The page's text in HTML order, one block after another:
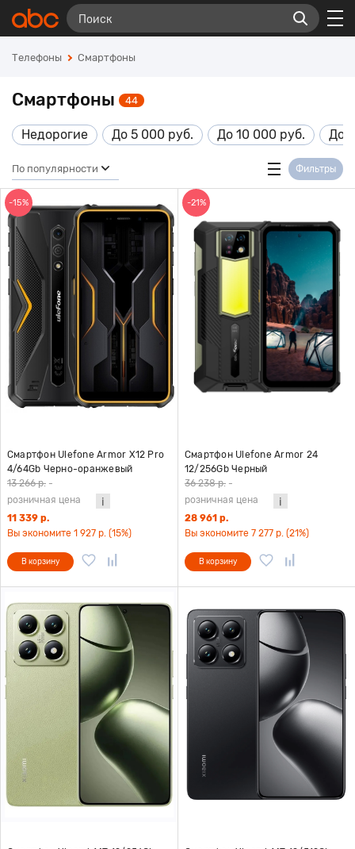
Телефоны Смартфоны
Смартфоны 44
Недорогие До 5 000 руб. До 10 000 руб. До
По популярности Фильтры
-15%
Смартфон Ulefone Armor X12 Pro
4/64Gb Черно-оранжевый
13 266 р. -
розничная цена
11 339 р.
Вы экономите 1 927 р. (15%)
В корзину
-21%
Смартфон Ulefone Armor 24
12/256Gb Черный
36 238 р. -
розничная цена
28 961 р.
Вы экономите 7 277 р. (21%)
В корзину